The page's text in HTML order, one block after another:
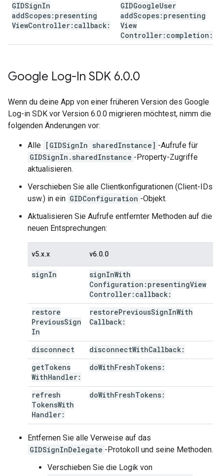
GIDSignIn
addScopes:presenting
ViewController:callback:
GIDGoogleUser
addScopes:presenting
View
Controller:completion:
Google Log-In SDK 6.0.0
Wenn du deine App von einer früheren Version des Google
Log-in SDK vor Version 6.0.0 migrieren möchtest, nimm die
folgenden Änderungen vor:
Alle [GIDSignIn sharedInstance] -Aufrufe für
GIDSignIn.sharedInstance -Property-Zugriffe
aktualisieren.
Verschieben Sie alle Clientkonfigurationen (Client-IDs
usw.) in ein GIDConfiguration -Objekt.
Aktualisieren Sie Aufrufe entfernter Methoden auf die
neuen Entsprechungen:
v5.x.x v6.0.0
signIn signInWith
Configuration:presentingView
Controller:callback:
restore
PreviousSign
In
restorePreviousSignInWith
Callback:
disconnect disconnectWithCallback:
getTokens
WithHandler:
doWithFreshTokens:
refresh
TokensWith
Handler:
doWithFreshTokens:
Entfernen Sie alle Verweise auf das
GIDSignInDelegate -Protokoll und seine Methoden.
Verschieben Sie die Logik von